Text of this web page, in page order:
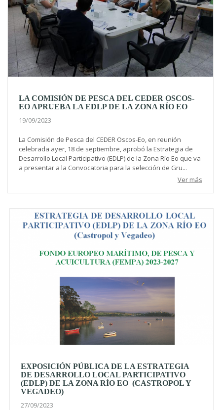
LA COMISIÓN DE PESCA DEL CEDER OSCOS-
EO APRUEBA LA EDLP DE LA ZONA RÍO EO
19/09/2023
La Comisión de Pesca del CEDER Oscos-Eo, en reunión
celebrada ayer, 18 de septiembre, aprobó la Estrategia de
Desarrollo Local Participativo (EDLP) de la Zona Río Eo que va
a presentar a la Convocatoria para la selección de Gru...
Ver más
EXPOSICIÓN PÚBLICA DE LA ESTRATEGIA
DE DESARROLLO LOCAL PARTICIPATIVO
(EDLP) DE LA ZONA RÍO EO (CASTROPOL Y
VEGADEO)
27/09/2023